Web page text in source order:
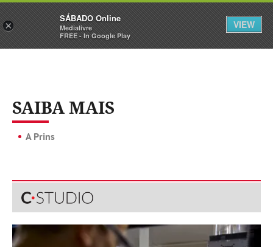
Sábado Assine Iniciar Sessão
SAIBA MAIS
A Prins
×
SÁBADO Online
Medialivre
FREE - In Google Play
VIEW